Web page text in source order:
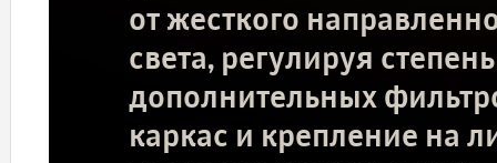
от жесткого
света, регулируя
дополнительных
каркас и крепление на